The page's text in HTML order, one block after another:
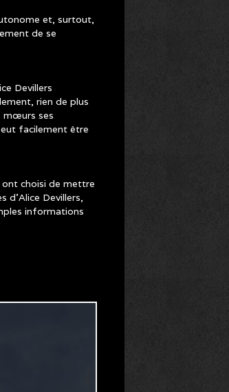
et, surtout,
de se
Devillers
rien de plus
mœurs ses
facilement être
ont choisi de mettre
d’Alice Devillers,
informations